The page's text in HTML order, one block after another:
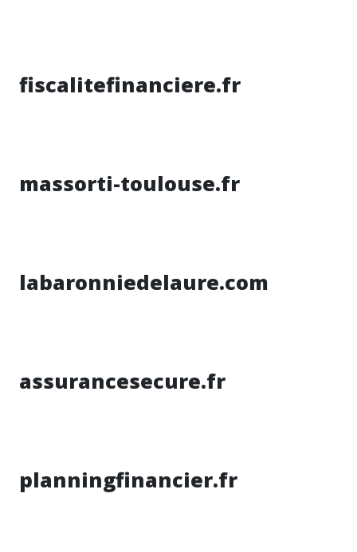
fiscalitefinanciere.fr
massorti-toulouse.fr
labaronniedelaure.com
assurancesecure.fr
planningfinancier.fr